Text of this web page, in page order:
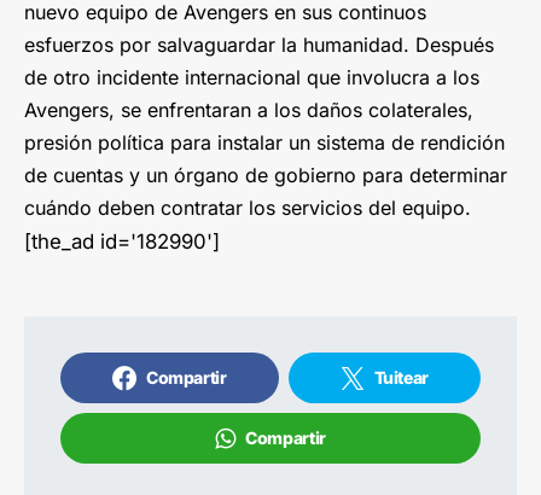
nuevo equipo de Avengers en sus continuos
esfuerzos por salvaguardar la humanidad. Después
de otro incidente internacional que involucra a los
Avengers, se enfrentaran a los daños colaterales,
presión política para instalar un sistema de rendición
de cuentas y un órgano de gobierno para determinar
cuándo deben contratar los servicios del equipo.
[the_ad id='182990']
Compartir Tuitear
Compartir